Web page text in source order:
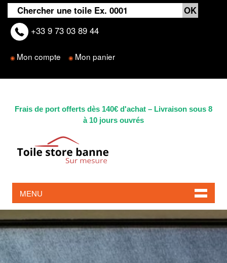
soltis
toile de store banne sur mesureet pas chère pour votre store banne d'extérieur , vous avez besoin de changer la toile de votre store banne extérieur ? achetez votre toile de store au meilleur prix ,toile de store banne exterieure pas cher : dickson, soltis, sattler, latim et sauleda pour remplacer uniquement votre toile sans changer votre store banne.
+33 9 73 03 89 44
◉ Mon compte ◉ Mon panier
Frais de port offerts dès 140€ d'achat – Livraison sous 8
à 10 jours ouvrés
MENU